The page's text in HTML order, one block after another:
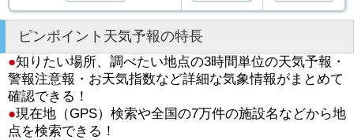
ピンポイント天気予報の特長
●知りたい場所、調べたい地点の3時間単位の天気予報・
警報注意報・お天気指数など詳細な気象情報がまとめて
確認できる！
●現在地（GPS）検索や全国の7万件の施設名などから地
点を検索できる！